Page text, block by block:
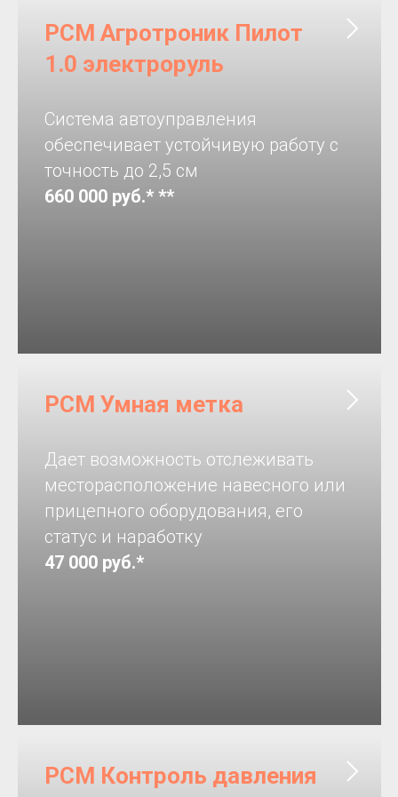
РСМ Агротроник Пилот
1.0 электроруль
Система автоуправления
обеспечивает устойчивую работу c
точность до 2,5 см
660 000 руб.* **
РСМ Умная метка
Дает возможность отслеживать
месторасположение навесного или
прицепного оборудования, его
статус и наработку
47 000 руб.*
РСМ Контроль давления